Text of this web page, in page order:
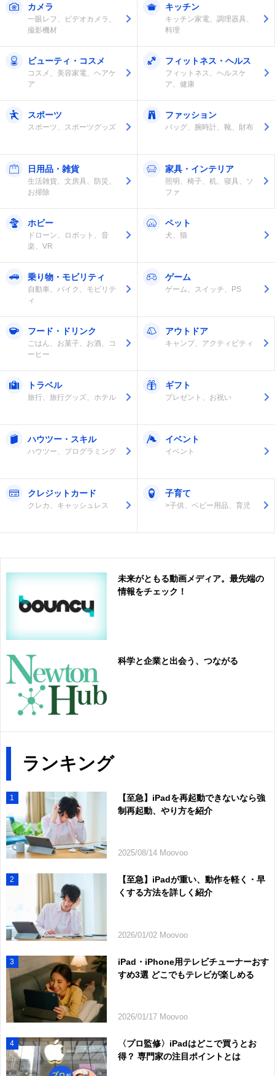
カメラ
一眼レフ、ビデオカメラ、
撮影機材
キッチン
キッチン家電、調理器具、
料理
ビューティ・コスメ
コスメ、美容家電、ヘアケ
ア
フィットネス・ヘルス
フィットネス、ヘルスケ
ア、健康
スポーツ
スポーツ、スポーツグッズ
ファッション
バッグ、腕時計、靴、財布
日用品・雑貨
生活雑貨、文房具、防災、
お掃除
家具・インテリア
照明、椅子、机、寝具、ソ
ファ
ホビー
ドローン、ロボット、音
楽、VR
ペット
犬、猫
乗り物・モビリティ
自動車、バイク、モビリテ
ィ
ゲーム
ゲーム、スイッチ、PS
フード・ドリンク
ごはん、お菓子、お酒、コ
ーヒー
アウトドア
キャンプ、アクティビティ
トラベル
旅行、旅行グッズ、ホテル
ギフト
プレゼント、お祝い
ハウツー・スキル
ハウツー、プログラミング
イベント
イベント
クレジットカード
クレカ、キャッシュレス
子育て
>子供、ベビー用品、育児
未来がともる動画メディア。最先端の
情報をチェック！
科学と企業と出会う、つながる
ランキング
1
【至急】iPadを再起動できないなら強
制再起動、やり方を紹介
2025/08/14 Moovoo
2
【至急】iPadが重い、動作を軽く・早
くする方法を詳しく紹介
2026/01/02 Moovoo
3
iPad・iPhone用テレビチューナーおす
すめ3選 どこでもテレビが楽しめる
2026/01/17 Moovoo
4
〈プロ監修〉iPadはどこで買うとお
得？ 専門家の注目ポイントとは